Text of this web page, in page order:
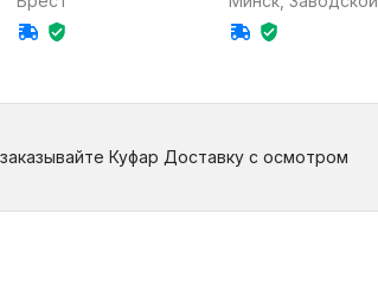
Куфар Доставку с осмотром